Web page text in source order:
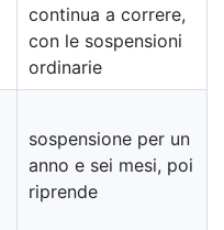
continua a correre,
con le sospensioni
ordinarie
sospensione per un
anno e sei mesi, poi
riprende